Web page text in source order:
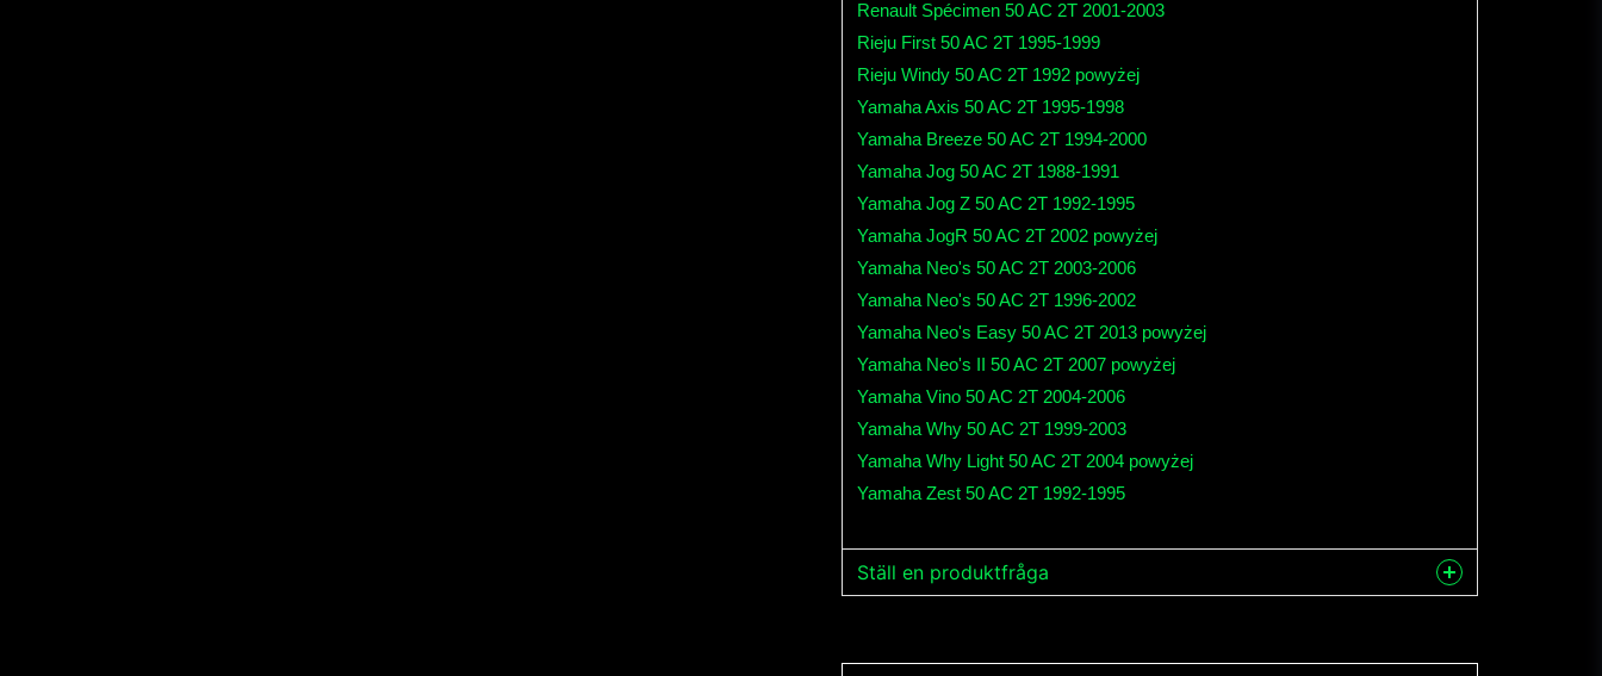
Renault Spécimen 50 AC 2T 2001-2003
Rieju First 50 AC 2T 1995-1999
Rieju Windy 50 AC 2T 1992 powyżej
Yamaha Axis 50 AC 2T 1995-1998
Yamaha Breeze 50 AC 2T 1994-2000
Yamaha Jog 50 AC 2T 1988-1991
Yamaha Jog Z 50 AC 2T 1992-1995
Yamaha JogR 50 AC 2T 2002 powyżej
Yamaha Neo's 50 AC 2T 2003-2006
Yamaha Neo's 50 AC 2T 1996-2002
Yamaha Neo's Easy 50 AC 2T 2013 powyżej
Yamaha Neo's II 50 AC 2T 2007 powyżej
Yamaha Vino 50 AC 2T 2004-2006
Yamaha Why 50 AC 2T 1999-2003
Yamaha Why Light 50 AC 2T 2004 powyżej
Yamaha Zest 50 AC 2T 1992-1995
Ställ en produktfråga